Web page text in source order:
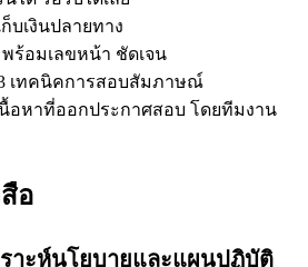
บเงินปลายทาง
ร้อมเลขหน้า ชัดเจน
เทคนิคการสอบสัมภาษณ์
อหาที่ออกประกาศสอบ โดยทีมงาน
อ
าะห์นโยบายและแผนปฏิบัติ